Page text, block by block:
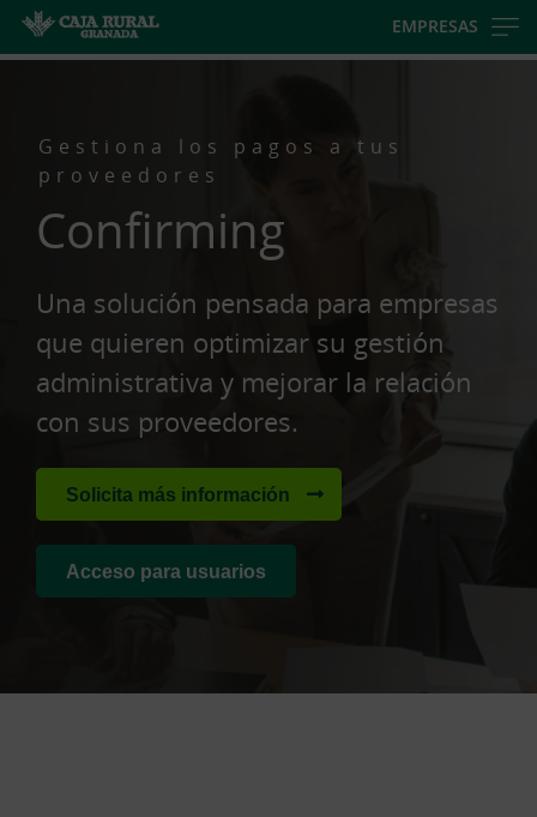
EMPRESAS
Gestiona los pagos a tus
proveedores
Confirming
Una solución pensada para empresas
que quieren optimizar su gestión
administrativa y mejorar la relación
con sus proveedores.
Solicita más información
Acceso para usuarios